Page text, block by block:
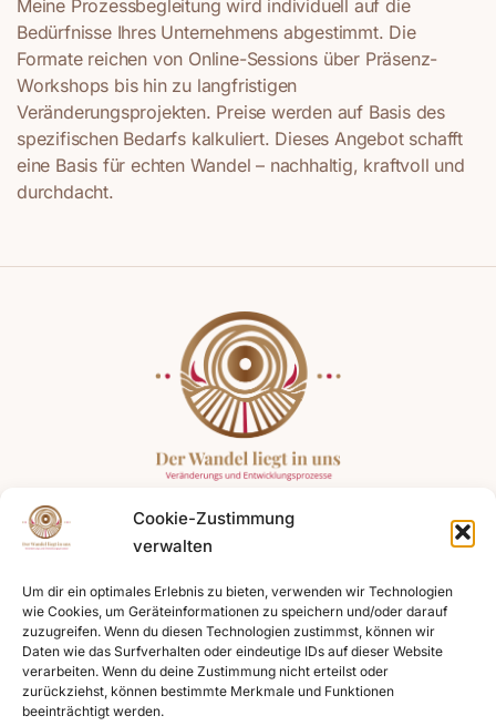
Cookie-Zustimmung
verwalten
Um dir ein optimales Erlebnis zu bieten, verwenden wir Technologien
wie Cookies, um Geräteinformationen zu speichern und/oder darauf
zuzugreifen. Wenn du diesen Technologien zustimmst, können wir
Daten wie das Surfverhalten oder eindeutige IDs auf dieser Website
verarbeiten. Wenn du deine Zustimmung nicht erteilst oder
zurückziehst, können bestimmte Merkmale und Funktionen
beeinträchtigt werden.
Meine Prozessbegleitung wird individuell auf die
Bedürfnisse Ihres Unternehmens abgestimmt. Die
Formate reichen von Online-Sessions über Präsenz-
Workshops bis hin zu langfristigen
Veränderungsprojekten. Preise werden auf Basis des
spezifischen Bedarfs kalkuliert. Dieses Angebot schafft
eine Basis für echten Wandel – nachhaltig, kraftvoll und
durchdacht.
Angebote
Coaching für
Führungskräfte
Teamentwicklung
Change und
Organisationsentwicklungen
Expertise
Systemische
Kompetenz
Resilienz fördern
Energetische
Arbeit
75491974
+49 781
47443131